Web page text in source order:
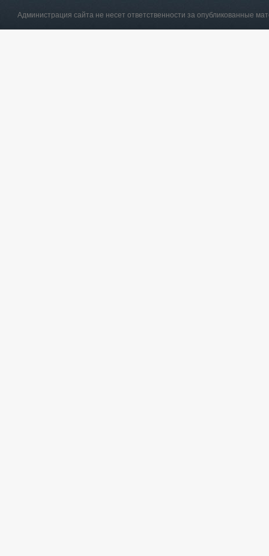
Администрация сайта не несет ответственности за опубликованные